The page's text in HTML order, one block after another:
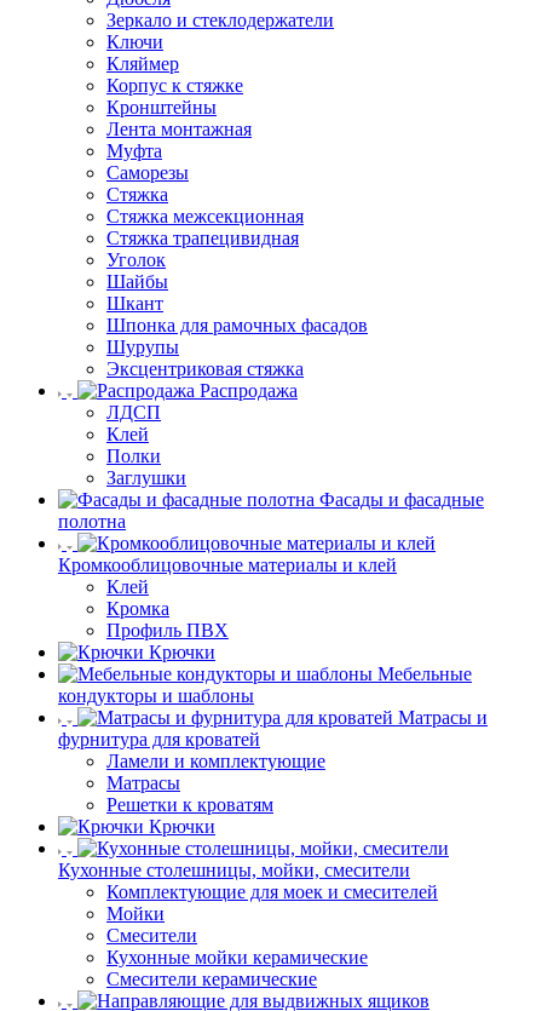
Зеркало и стеклодержатели
Ключи
Кляймер
Корпус к стяжке
Кронштейны
Лента монтажная
Муфта
Саморезы
Стяжка
Стяжка межсекционная
Стяжка трапецивидная
Уголок
Шайбы
Шкант
Шпонка для рамочных фасадов
Шурупы
Эксцентриковая стяжка
Распродажа
ЛДСП
Клей
Полки
Заглушки
Фасады и фасадные
полотна
Кромкооблицовочные материалы и клей
Клей
Кромка
Профиль ПВХ
Крючки
Мебельные
кондукторы и шаблоны
Матрасы и
фурнитура для кроватей
Ламели и комплектующие
Матрасы
Решетки к кроватям
Крючки
Кухонные столешницы, мойки, смесители
Комплектующие для моек и смесителей
Мойки
Смесители
Кухонные мойки керамические
Смесители керамические